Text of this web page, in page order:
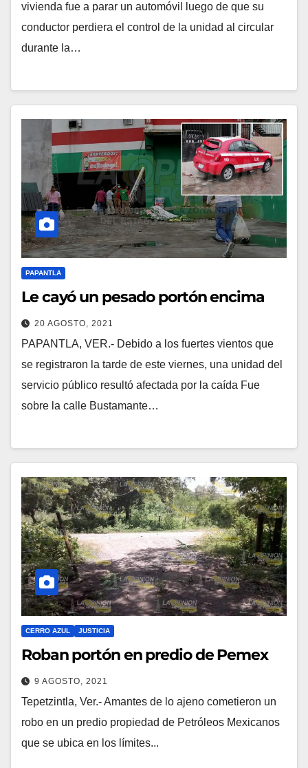
vivienda fue a parar un automóvil luego de que su
conductor perdiera el control de la unidad al circular
durante la…
PAPANTLA
Le cayó un pesado portón encima
20 AGOSTO, 2021
PAPANTLA, VER.- Debido a los fuertes vientos que
se registraron la tarde de este viernes, una unidad del
servicio público resultó afectada por la caída Fue
sobre la calle Bustamante…
CERRO AZUL JUSTICIA
Roban portón en predio de Pemex
9 AGOSTO, 2021
Tepetzintla, Ver.- Amantes de lo ajeno cometieron un
robo en un predio propiedad de Petróleos Mexicanos
que se ubica en los límites...